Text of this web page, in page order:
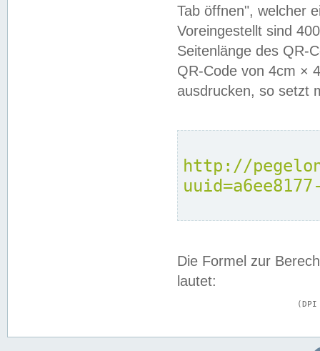
Tab öffnen", welcher
Voreingestellt sind
Seitenlänge des QR-
QR-Code von 4cm ×
ausdrucken, so setzt
http://
Die Formel zur
lautet: